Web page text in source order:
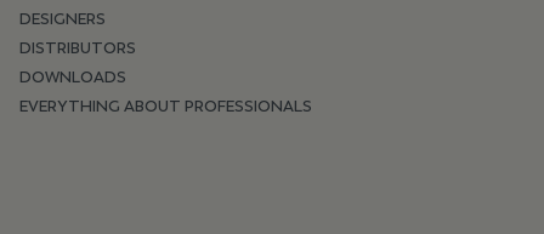
DESIGNERS
DISTRIBUTORS
DOWNLOADS
EVERYTHING ABOUT PROFESSIONALS